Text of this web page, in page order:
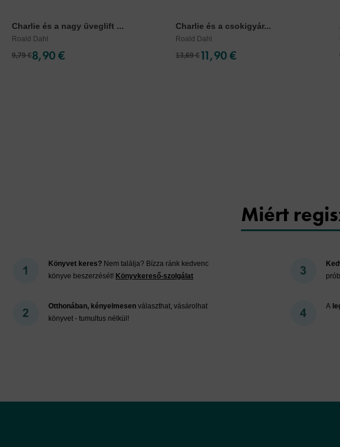
Charlie és a nagy üveglift ...
Roald Dahl
9,79 €8,90 €
Charlie és a csokigyár...
Roald Dahl
13,69 €11,90 €
Miért
Könyvet keres? Nem találja? Bízza ránk kedvenc
könyve beszerzését! Könyvkereső-szolgálat
Otthonában, kényelmesen választhat, vásárolhat
könyvet - tumultus nélkül!
A